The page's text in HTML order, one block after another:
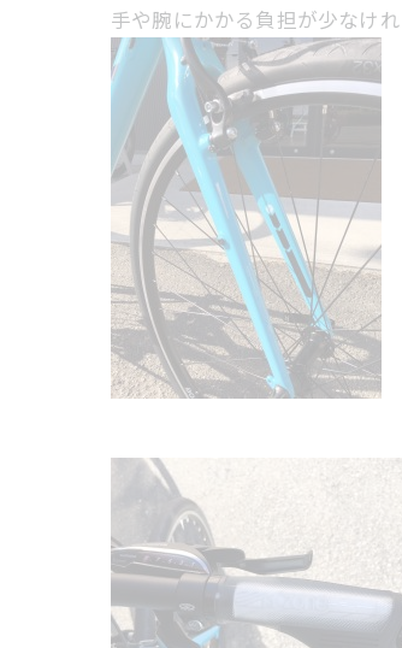
手や腕にかかる負担が少なけ